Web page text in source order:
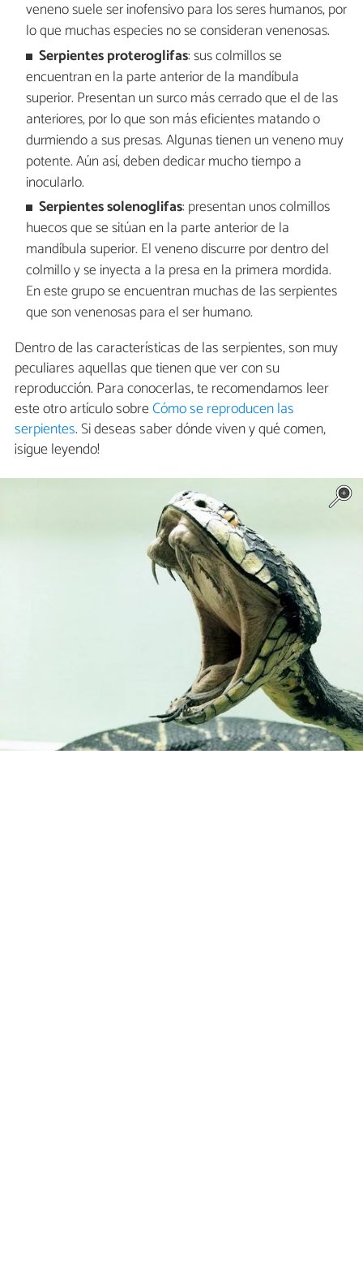
veneno suele ser inofensivo para los seres humanos, por
lo que muchas especies no se consideran venenosas.
Serpientesproteroglifas: sus colmillos se
encuentran en la parte anterior de la mandíbula
superior. Presentan un surco más cerrado que el de las
anteriores, por lo que son más eficientes matando o
durmiendo a sus presas. Algunas tienen un veneno muy
potente. Aún así, deben dedicar mucho tiempo a
inocularlo.
Serpientessolenoglifas: presentan unos colmillos
huecos que se sitúan en la parte anterior de la
mandíbula superior. El veneno discurre por dentro del
colmillo y se inyecta a la presa en la primera mordida.
En este grupo se encuentran muchas de las serpientes
que son venenosas para el ser humano.
Dentro de las características de las serpientes, son muy
peculiares aquellas que tienen que ver con su
reproducción. Para conocerlas, te recomendamos leer
este otro artículo sobreCómo se reproducen las
serpientes. Si deseas saber dónde viven y qué comen,
¡sigue leyendo!